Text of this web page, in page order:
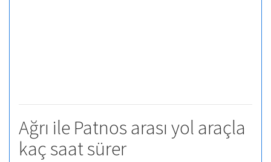
Ağrı ile Patnos arası yol araçla
kaç saat sürer